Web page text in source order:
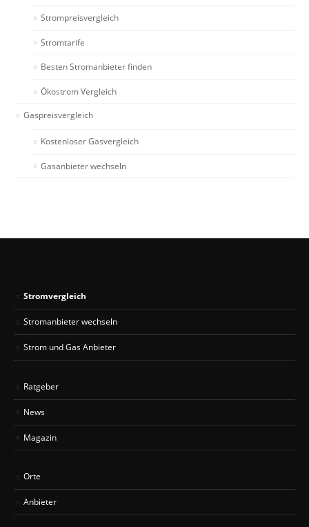
Strompreisvergleich
Stromtarife
Besten Stromanbieter finden
Ökostrom Vergleich
Gaspreisvergleich
Kostenloser Gasvergleich
Gasanbieter wechseln
Stromvergleich
Stromanbieter wechseln
Strom und Gas Anbieter
Ratgeber
News
Magazin
Orte
Anbieter